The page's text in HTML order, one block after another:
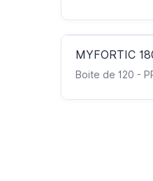
MYFORTIC
Boite de 120 -